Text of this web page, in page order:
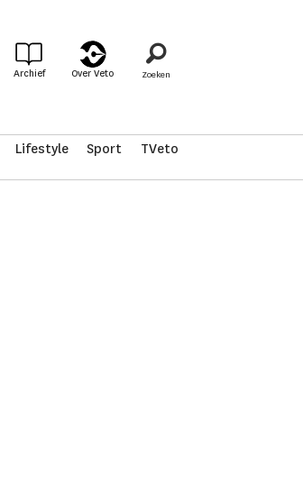
Archief Over Veto
Lifestyle Sport TVeto